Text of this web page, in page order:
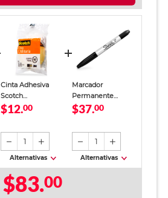
Cinta Adhesiva
Scotch
Transparente 18
$12.00
1
Alternativas
Marcador
Permanente
Sharpie Doble
$37.00
1
Alternativas
$83.00